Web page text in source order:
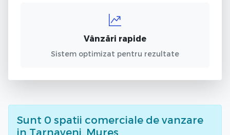
Vânzări rapide
Sistem optimizat pentru rezultate
Sunt 0 spatii comerciale de vanzare
in Tarnaveni, Mures